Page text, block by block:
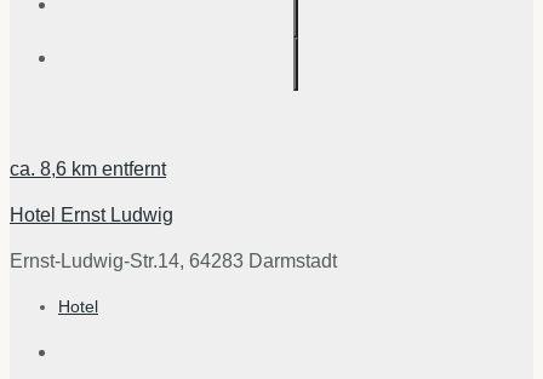
ca. 8,6 km entfernt
Hotel Ernst Ludwig
Ernst-Ludwig-Str.14, 64283 Darmstadt
Hotel